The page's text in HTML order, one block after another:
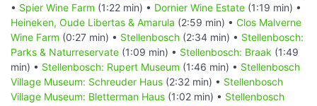
• Spier Wine Farm (1:22 min) • Dornier Wine Estate (1:19 min) •
Heineken, Oude Libertas & Amarula (2:59 min) • Clos Malverne
Wine Farm (0:27 min) • Stellenbosch (2:34 min) • Stellenbosch:
Parks & Naturreservate (1:09 min) • Stellenbosch: Braak (1:49
min) • Stellenbosch: Rupert Museum (1:46 min) • Stellenbosch
Village Museum: Schreuder Haus (2:32 min) • Stellenbosch
Village Museum: Bletterman Haus (1:02 min) • Stellenbosch